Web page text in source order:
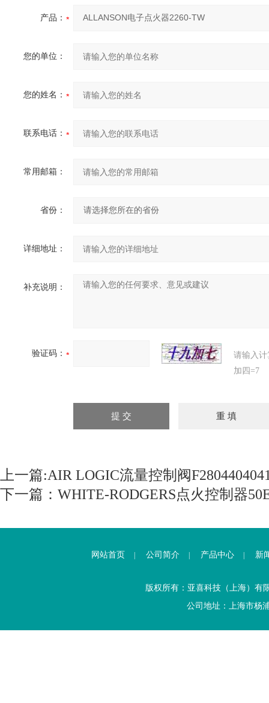
产品：
您的单位：
您的姓名：
联系电话：
常用邮箱：
省份：
详细地址：
补充说明：
验证码：
请输入
加四=7
上一篇:AIR LOGIC流量控制阀
下一篇： WHITE-RODGERS点火控制器
网站首页 公司简介 产品中心 新
版权所有：亚喜科技（上海）
公司地址：上海市杨